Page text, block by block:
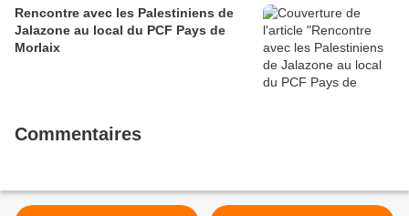
Rencontre avec les Palestiniens de
Jalazone au local du PCF Pays de
Morlaix
Commentaires